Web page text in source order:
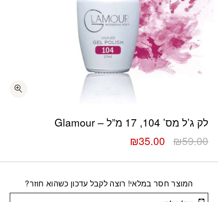
לק ג’ל מס’ 104, 17 מ”ל – Glamour
₪59.00
המחיר
היה:
₪59.00.
₪35.00 המחיר
הוא:
₪35.00.
המוצר חסר במלאי! רוצה לקבל עדכון כשהוא חוזר?